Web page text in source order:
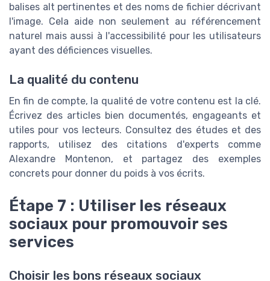
balises alt pertinentes et des noms de fichier décrivant
l'image. Cela aide non seulement au référencement
naturel mais aussi à l'accessibilité pour les utilisateurs
ayant des déficiences visuelles.
La qualité du contenu
En fin de compte, la qualité de votre contenu est la clé.
Écrivez des articles bien documentés, engageants et
utiles pour vos lecteurs. Consultez des études et des
rapports, utilisez des citations d'experts comme
Alexandre Montenon, et partagez des exemples
concrets pour donner du poids à vos écrits.
Étape 7 : Utiliser les réseaux
sociaux pour promouvoir ses
services
Choisir les bons réseaux sociaux